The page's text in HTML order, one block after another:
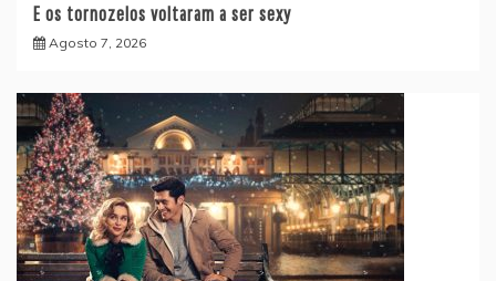
E os tornozelos voltaram a ser sexy
Agosto 7, 2026